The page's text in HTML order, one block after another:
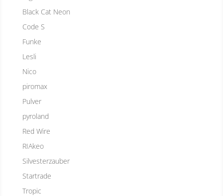
Black Cat Neon
Code S
Funke
Lesli
Nico
piromax
Pulver
pyroland
Red Wire
RIAkeo
Silvesterzauber
Startrade
Tropic